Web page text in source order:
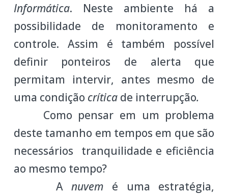
Informática. Neste ambiente há a
possibilidade de monitoramento e
controle. Assim é também possível
definir ponteiros de alerta que
permitam intervir, antes mesmo de
uma condição críticade interrupção.
Como pensar em um problema
deste tamanho em tempos em que são
necessários tranquilidade e eficiência
ao mesmo tempo?
Anuvem é uma estratégia,